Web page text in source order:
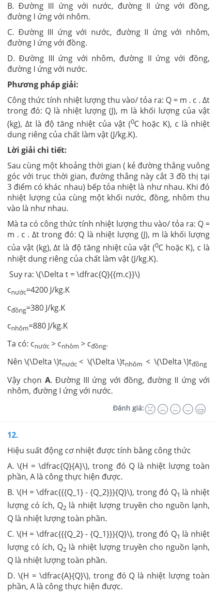
B. Đường III ứng với nước, đường II ứng với đồng,
đường I ứng với nhôm.
C. Đường III ứng với nước, đường II ứng với nhôm,
đường I ứng với đồng.
D. Đường III ứng với nhôm, đường II ứng với đồng,
đường I ứng với nước.
Phương pháp giải:
Công thức tính nhiệt lượng thu vào/ tỏa ra: Q = m . c . ∆t
trong đó: Q là nhiệt lượng (J), m là khối lượng của vật
(kg), ∆t là độ tăng nhiệt của vật (0C hoặc K), c là nhiệt
dung riêng của chất làm vật (J/kg.K).
Lời giải chi tiết:
Sau cùng một khoảng thời gian ( kẻ đường thẳng vuông
góc với trục thời gian, đường thẳng này cắt 3 đồ thị tại
3 điểm có khác nhau) bếp tỏa nhiệt là như nhau. Khi đó
nhiệt lượng của cùng một khối nước, đồng, nhôm thu
vào là như nhau.
Mà ta có công thức tính nhiệt lượng thu vào/ tỏa ra: Q =
m . c . ∆t trong đó: Q là nhiệt lượng (J), m là khối lượng
của vật (kg), ∆t là độ tăng nhiệt của vật (0C hoặc K), c là
nhiệt dung riêng của chất làm vật (J/kg.K).
Suy ra: \(\Delta t = \dfrac{Q}{{m.c}}\)
cnước=4200 J/kg.K
cđồng=380 J/kg.K
cnhôm=880 J/kg.K
Ta có: cnước > cnhôm > cđồng.
Nên \(\Delta \)tnước < \(\Delta \)tnhôm < \(\Delta \)tđồng
Vậy chọn A. Đường III ứng với đồng, đường II ứng với
nhôm, đường I ứng với nước.
Đánh giá:
12.
Hiệu suất động cơ nhiệt được tính bằng công thức
A. \(H = \dfrac{Q}{A}\), trong đó Q là nhiệt lượng toàn
phần, A là công thực hiện được.
B. \(H = \dfrac{{{Q_1} - {Q_2}}}{Q}\), trong đó Q1 là nhiệt
lượng có ích, Q2 là nhiệt lượng truyền cho nguồn lạnh,
Q là nhiệt lượng toàn phần.
C. \(H = \dfrac{{{Q_2} - {Q_1}}}{Q}\), trong đó Q1 là nhiệt
lượng có ích, Q2 là nhiệt lượng truyền cho nguồn lạnh,
Q là nhiệt lượng toàn phần.
D. \(H = \dfrac{A}{Q}\), trong đó Q là nhiệt lượng toàn
phần, A là công thực hiện được.